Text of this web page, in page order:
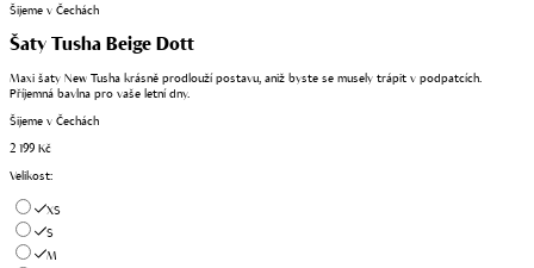
Šijeme v Čechách
Šaty Tusha Beige Dott
Maxi šaty New Tusha krásně prodlouží postavu, aniž byste se musely trápit v podpatcích.
Příjemná bavlna pro vaše letní dny.
Šijeme v Čechách
2 199 Kč
Velikost:
XS
S
M